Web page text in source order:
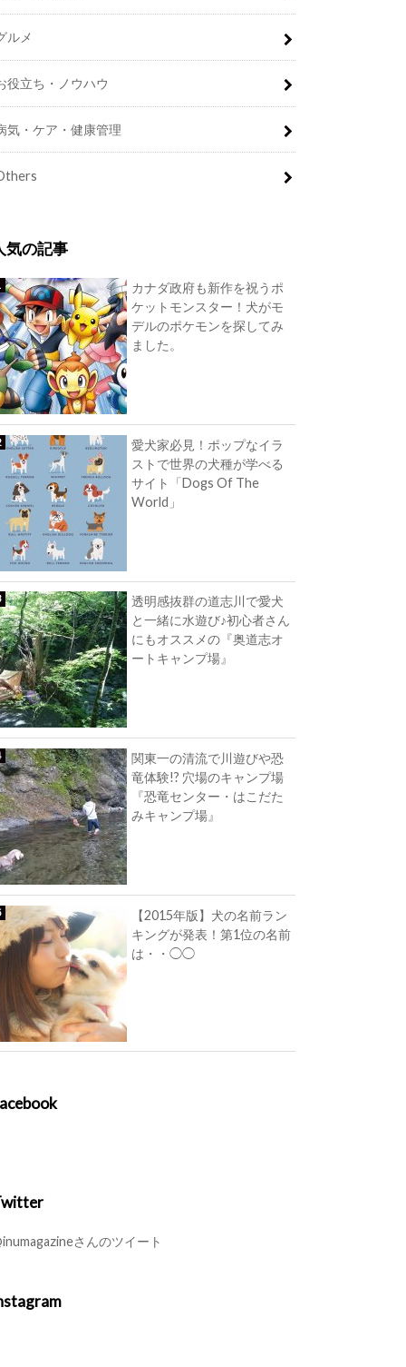
ルメ
役立ち・ノウハウ
気・ケア・健康管理
気の記事
カナダ政府も新作を祝うポ
ケットモンスター！犬がモ
デルのポケモンを探してみ
ました。
愛犬家必見！ポップなイラ
ストで世界の犬種が学べる
サイト「Dogs Of The
World」
透明感抜群の道志川で愛犬
と一緒に水遊び♪初心者さん
にもオススメの『奥道志オ
ートキャンプ場』
関東一の清流で川遊びや恐
竜体験!? 穴場のキャンプ場
『恐竜センター・はこだた
みキャンプ場』
【2015年版】犬の名前ラン
キングが発表！第1位の名前
は・・◯◯
さんのツイート